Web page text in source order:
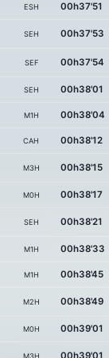
ESH 00h37'51
SEH 00h37'53
SEF 00h37'54
SEH 00h38'01
M1H 00h38'04
CAH 00h38'12
M3H 00h38'15
M0H 00h38'17
SEH 00h38'21
M1H 00h38'33
M1H 00h38'45
M2H 00h38'49
M0H 00h39'01
M3H 00h39'01